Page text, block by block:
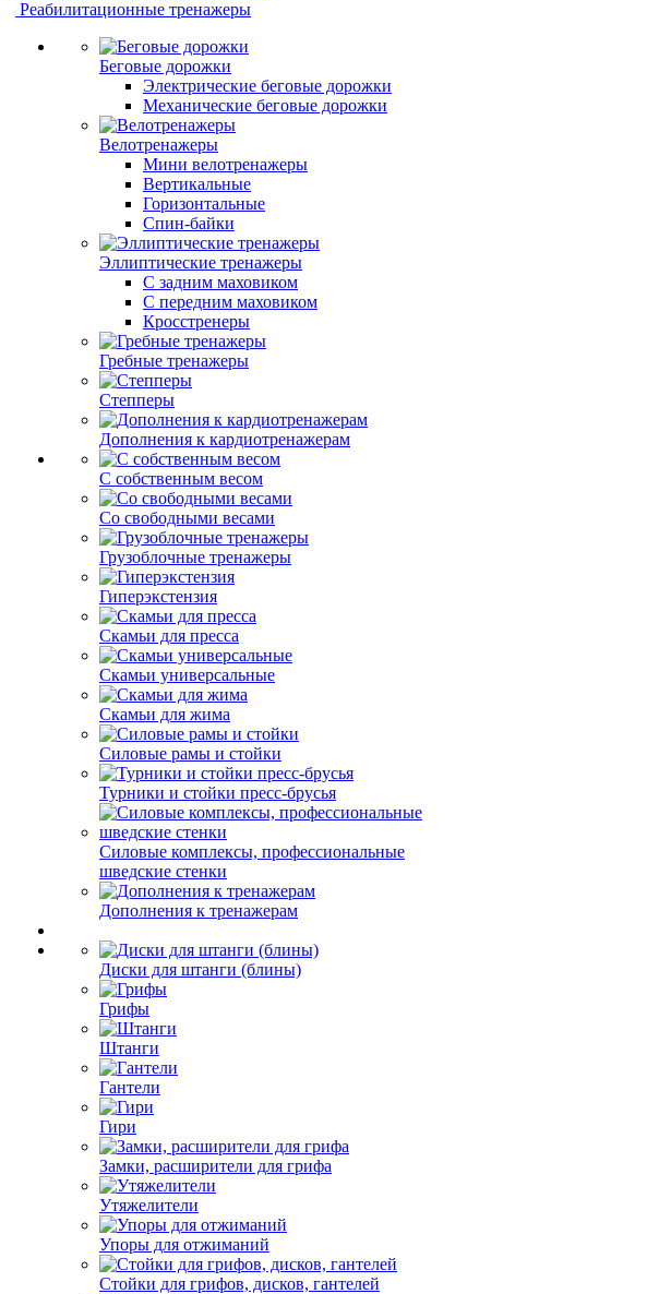
Реабилитационные тренажеры
Беговые дорожки
Электрические беговые дорожки
Механические беговые дорожки
Велотренажеры
Мини велотренажеры
Вертикальные
Горизонтальные
Спин-байки
Эллиптические тренажеры
С задним маховиком
С передним маховиком
Кросстренеры
Гребные тренажеры
Степперы
Дополнения к кардиотренажерам
С собственным весом
Со свободными весами
Грузоблочные тренажеры
Гиперэкстензия
Скамьи для пресса
Скамьи универсальные
Скамьи для жима
Силовые рамы и стойки
Турники и стойки пресс-брусья
Силовые комплексы, профессиональные
шведские стенки
Дополнения к тренажерам
Диски для штанги (блины)
Грифы
Штанги
Гантели
Гири
Замки, расширители для грифа
Утяжелители
Упоры для отжиманий
Стойки для грифов, дисков, гантелей